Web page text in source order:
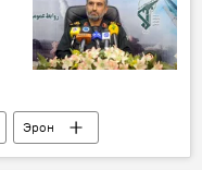
Эрон